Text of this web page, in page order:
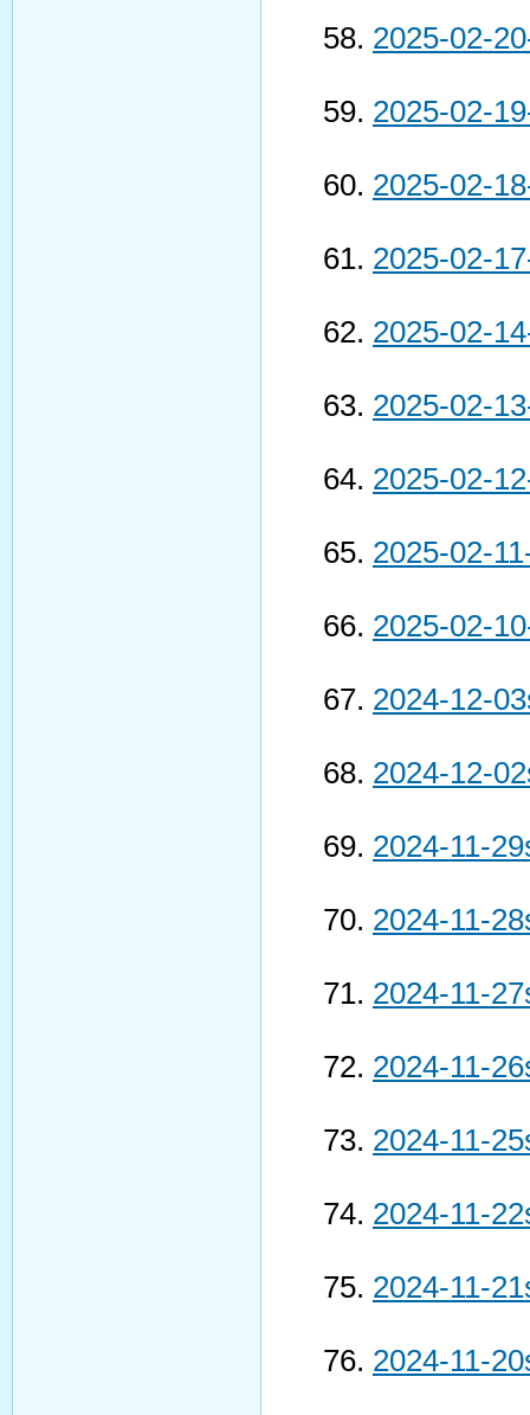
2025-02-
2025-02-
2025-02-
2025-02-
2025-02-
2025-02-
2025-02-
2025-02-
2025-02-
2024-12-
2024-12-
2024-11-
2024-11-
2024-11-
2024-11-
2024-11-
2024-11-
2024-11-
2024-11-